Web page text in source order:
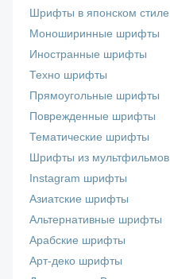
Шрифты в японском стиле
Моноширинные шрифты
Иностранные шрифты
Техно шрифты
Прямоугольные шрифты
Поврежденные шрифты
Тематические шрифты
Шрифты из мультфильмов
Instagram шрифты
Азиатские шрифты
Альтернативные шрифты
Арабские шрифты
Арт-деко шрифты